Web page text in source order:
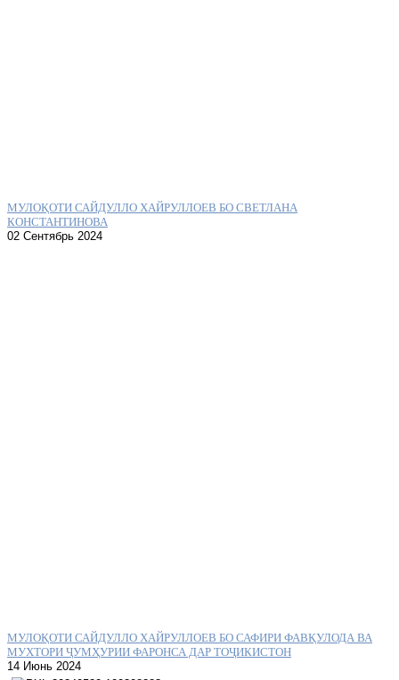
МУЛОҚОТИ САЙДУЛЛО ХАЙРУЛЛОЕВ БО СВЕТЛАНА
КОНСТАНТИНОВА
02 Сентябрь 2024
МУЛОҚОТИ САЙДУЛЛО ХАЙРУЛЛОЕВ БО САФИРИ ФАВҚУЛОДА ВА
МУХТОРИ ҶУМҲУРИИ ФАРОНСА ДАР ТОҶИКИСТОН
14 Июнь 2024